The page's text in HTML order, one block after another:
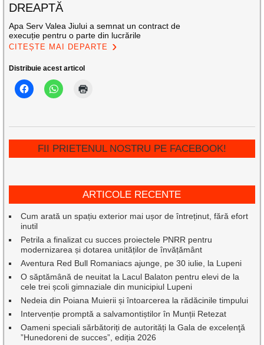
DREAPTĂ
Apa Serv Valea Jiului a semnat un contract de
execuție pentru o parte din lucrările
CITEȘTE MAI DEPARTE
Distribuie acest articol
FII PRIETENUL NOSTRU PE FACEBOOK!
ARTICOLE RECENTE
Cum arată un spațiu exterior mai ușor de întreținut, fără efort
inutil
Petrila a finalizat cu succes proiectele PNRR pentru
modernizarea și dotarea unităților de învățământ
Aventura Red Bull Romaniacs ajunge, pe 30 iulie, la Lupeni
O săptămână de neuitat la Lacul Balaton pentru elevi de la
cele trei școli gimnaziale din municipiul Lupeni
Nedeia din Poiana Muierii și întoarcerea la rădăcinile timpului
Intervenție promptă a salvamontiștilor în Munții Retezat
Oameni speciali sărbătoriți de autorități la Gala de excelenţă
”Hunedoreni de succes”, ediția 2026